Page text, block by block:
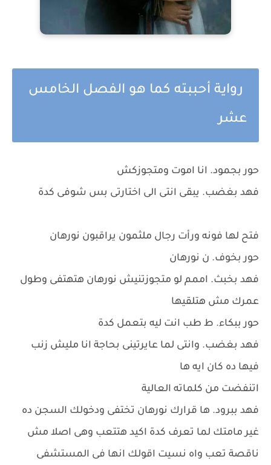
رواية أحببته كما هو الفصل الخامس
عشر
حور بجمود. انا اموت ومتجوزكش
فهد بغضب. يبقى انتى الى اختارتى بس شوفى كدة
فتح لها فونه ورأت رجال ملثمون يراقبون نورهان
حور بخوف. ن نورهان
فهد بخبث. اممم لو متجوزتنيش نورهان هتهتفى وطول
عمرك مش هتلقيها
حور ببكاء. ط طب انت ليه بتعمل كدة
فهد بغضب. وانتى لما عايرتينى بحاجة انا مليش زنب
فيها ده كان ايه ها
اتنفضت من كلماته العالية
فهد ببرود. ها قرارك نورهان تختفى ودخولك السجن ده
غير مامتك لما تعرف كدة اكيد هتتعب وهى اصلا مش
ناقصة تعب واه نسيت اقولك انها فى المستشفى